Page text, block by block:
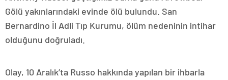
Gölü yakınlarındaki evinde ölü bulundu. San
Bernardino İl Adli Tıp Kurumu, ölüm nedeninin intihar
olduğunu doğruladı.
Olay, 10 Aralık’ta Russo hakkında yapılan bir ihbarla